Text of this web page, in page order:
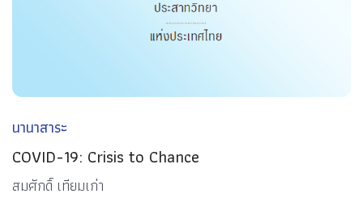
นานาสาระ
COVID-19: Crisis to Chance
สมศักดิ์ เทียมเก่า